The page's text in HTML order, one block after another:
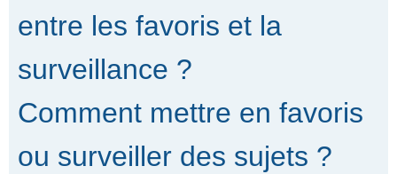
entre les favoris et la
surveillance ?
Comment mettre en favoris
ou surveiller des sujets ?